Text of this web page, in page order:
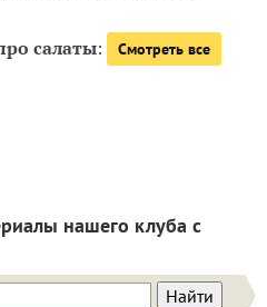
салаты: Смотреть все
нашего клуба с